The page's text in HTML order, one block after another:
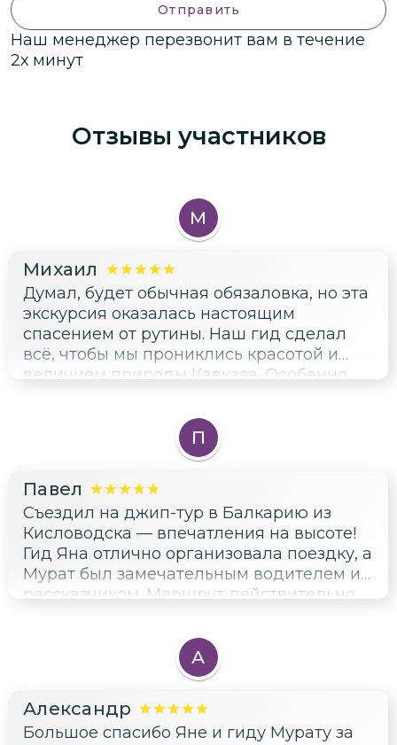
Отправить
Наш менеджер перезвонит вам в течение
2х минут
Отзывы участников
М
Михаил
Думал, будет обычная обязаловка, но эта
экскурсия оказалась настоящим
спасением от рутины. Наш гид сделал
всё, чтобы мы прониклись красотой и
величием природы Кавказа. Особенно
просто завораживают. На какое-то время
я забыл о работе и телефоне, полностью
погрузился в атмосферу приключения.
мозга». Спасибо большое за живые
эмоции и незабываемые впечатления!
Обязательно буду рекомендовать эту
экскурсию своим знакомым.
П
Павел
Съездил на джип-тур в Балкарию из
Кисловодска — впечатления на высоте!
Гид Яна отлично организовала поездку, а
Мурат был замечательным водителем и
рассказчиком. Маршрут действительно
Черекская теснина, озеро Церик-Кёль —
всё это оставило незабываемые
впечатления. Особенно понравилась
атмосферой. Дорога была интересной
благодаря рассказам гида о жизни
А
Александр
Большое спасибо Яне и гиду Мурату за